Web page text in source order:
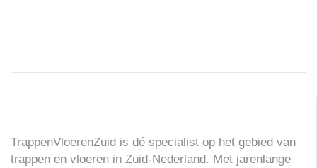
TrappenVloerenZuid is dé specialist op het gebied van
trappen en vloeren in Zuid-Nederland. Met jarenlange